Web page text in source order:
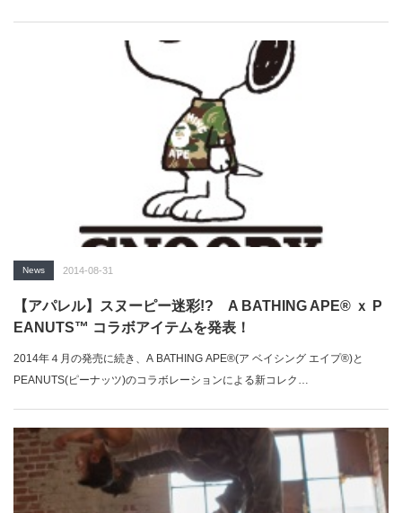
News 2014-08-31
【アパレル】スヌーピー迷彩!? A BATHING APE® ｘ P
EANUTS™ コラボアイテムを発表！
2014年４月の発売に続き、A BATHING APE®(ア ベイシング エイプ®)と
PEANUTS(ピーナッツ)のコラボレーションによる新コレク…